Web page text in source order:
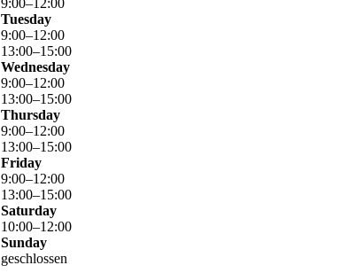
9:00–12:00
Tuesday
9:00–12:00
13:00–15:00
Wednesday
9:00–12:00
13:00–15:00
Thursday
9:00–12:00
13:00–15:00
Friday
9:00–12:00
13:00–15:00
Saturday
10:00–12:00
Sunday
geschlossen